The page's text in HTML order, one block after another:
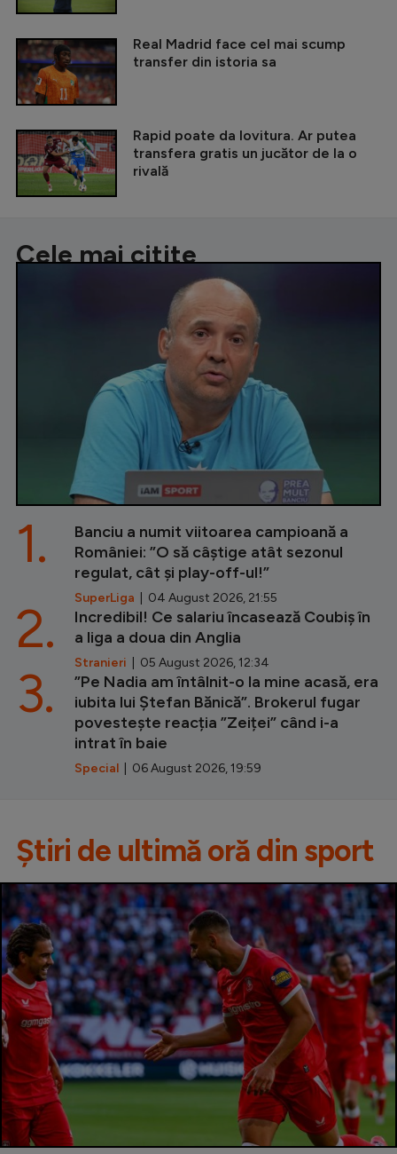
Real Madrid face cel mai scump
transfer din istoria sa
Rapid poate da lovitura. Ar putea
transfera gratis un jucător de la o
rivală
Cele mai citite
Banciu a numit viitoarea campioană a
României: ”O să câștige atât sezonul
regulat, cât și play-off-ul!”
SuperLiga | 04 August 2026, 21:55
1.
Incredibil! Ce salariu încasează Coubiș în
a liga a doua din Anglia
Stranieri | 05 August 2026, 12:34
2.
”Pe Nadia am întâlnit-o la mine acasă, era
iubita lui Ștefan Bănică”. Brokerul fugar
povestește reacția ”Zeiței” când i-a
intrat în baie
Special | 06 August 2026, 19:59
3.
Știri de ultimă oră din sport